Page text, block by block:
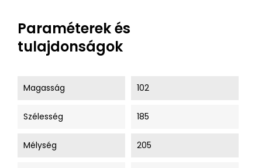
Paraméterek és
tulajdonságok
Magasság 102
Szélesség 185
Mélység 205